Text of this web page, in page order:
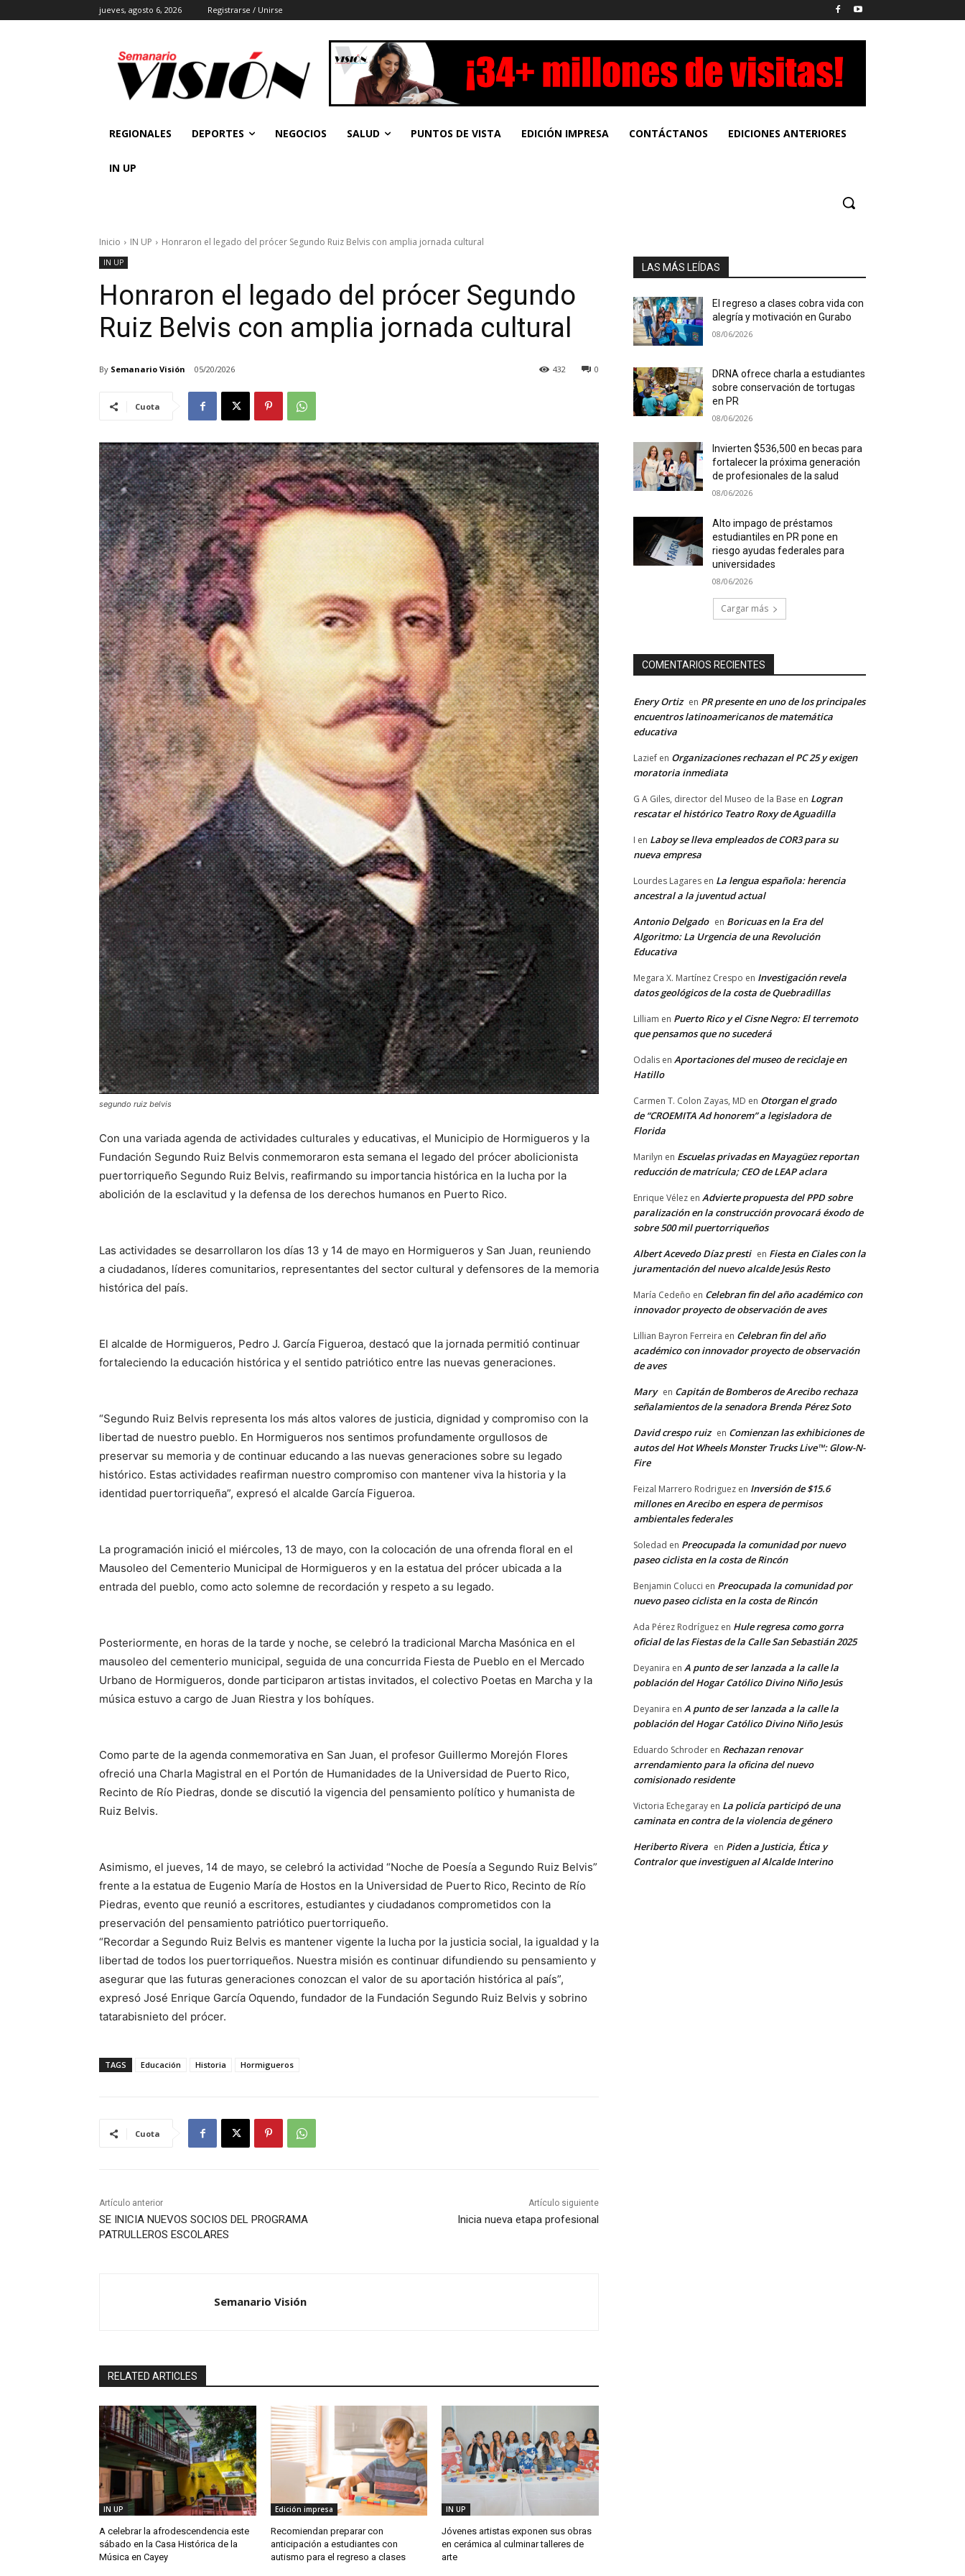
jueves, agosto 6, 2026 Registrarse / Unirse
REGIONALES DEPORTES NEGOCIOS SALUD PUNTOS DE VISTA EDICIÓN IMPRESA CONTÁCTANOS EDICIONES ANTERIORES
IN UP
Inicio IN UP Honraron el legado del prócer Segundo Ruiz Belvis con amplia jornada cultural
IN UP
Honraron el legado del prócer Segundo
Ruiz Belvis con amplia jornada cultural
By Semanario Visión 05/20/2026 0
432
Cuota
segundo ruiz belvis
Con una variada agenda de actividades culturales y educativas, el Municipio de Hormigueros y la
Fundación Segundo Ruiz Belvis conmemoraron esta semana el legado del prócer abolicionista
puertorriqueño Segundo Ruiz Belvis, reafirmando su importancia histórica en la lucha por la
abolición de la esclavitud y la defensa de los derechos humanos en Puerto Rico.
Las actividades se desarrollaron los días 13 y 14 de mayo en Hormigueros y San Juan, reuniendo
a ciudadanos, líderes comunitarios, representantes del sector cultural y defensores de la memoria
histórica del país.
El alcalde de Hormigueros, Pedro J. García Figueroa, destacó que la jornada permitió continuar
fortaleciendo la educación histórica y el sentido patriótico entre las nuevas generaciones.
“Segundo Ruiz Belvis representa los más altos valores de justicia, dignidad y compromiso con la
libertad de nuestro pueblo. En Hormigueros nos sentimos profundamente orgullosos de
preservar su memoria y de continuar educando a las nuevas generaciones sobre su legado
histórico. Estas actividades reafirman nuestro compromiso con mantener viva la historia y la
identidad puertorriqueña”, expresó el alcalde García Figueroa.
La programación inició el miércoles, 13 de mayo, con la colocación de una ofrenda floral en el
Mausoleo del Cementerio Municipal de Hormigueros y en la estatua del prócer ubicada a la
entrada del pueblo, como acto solemne de recordación y respeto a su legado.
Posteriormente, en horas de la tarde y noche, se celebró la tradicional Marcha Masónica en el
mausoleo del cementerio municipal, seguida de una concurrida Fiesta de Pueblo en el Mercado
Urbano de Hormigueros, donde participaron artistas invitados, el colectivo Poetas en Marcha y la
música estuvo a cargo de Juan Riestra y los bohíques.
Como parte de la agenda conmemorativa en San Juan, el profesor Guillermo Morejón Flores
ofreció una Charla Magistral en el Portón de Humanidades de la Universidad de Puerto Rico,
Recinto de Río Piedras, donde se discutió la vigencia del pensamiento político y humanista de
Ruiz Belvis.
Asimismo, el jueves, 14 de mayo, se celebró la actividad “Noche de Poesía a Segundo Ruiz Belvis”
frente a la estatua de Eugenio María de Hostos en la Universidad de Puerto Rico, Recinto de Río
Piedras, evento que reunió a escritores, estudiantes y ciudadanos comprometidos con la
preservación del pensamiento patriótico puertorriqueño.
“Recordar a Segundo Ruiz Belvis es mantener vigente la lucha por la justicia social, la igualdad y la
libertad de todos los puertorriqueños. Nuestra misión es continuar difundiendo su pensamiento y
asegurar que las futuras generaciones conozcan el valor de su aportación histórica al país”,
expresó José Enrique García Oquendo, fundador de la Fundación Segundo Ruiz Belvis y sobrino
tatarabisnieto del prócer.
TAGS Educación Historia Hormigueros
Cuota
Artículo anterior
SE INICIA NUEVOS SOCIOS DEL PROGRAMA
PATRULLEROS ESCOLARES
Artículo siguiente
Inicia nueva etapa profesional
Semanario Visión
RELATED ARTICLES
IN UP
A celebrar la afrodescendencia este
sábado en la Casa Histórica de la
Música en Cayey
Edición impresa
Recomiendan preparar con
anticipación a estudiantes con
autismo para el regreso a clases
IN UP
Jóvenes artistas exponen sus obras
en cerámica al culminar talleres de
arte
LAS MÁS LEÍDAS
El regreso a clases cobra vida con
alegría y motivación en Gurabo
08/06/2026
DRNA ofrece charla a estudiantes
sobre conservación de tortugas
en PR
08/06/2026
Invierten $536,500 en becas para
fortalecer la próxima generación
de profesionales de la salud
08/06/2026
Alto impago de préstamos
estudiantiles en PR pone en
riesgo ayudas federales para
universidades
08/06/2026
Cargar más
COMENTARIOS RECIENTES
Enery Ortiz en PR presente en uno de los principales
encuentros latinoamericanos de matemática
educativa
Lazief en Organizaciones rechazan el PC 25 y exigen
moratoria inmediata
G A Giles, director del Museo de la Base en Logran
rescatar el histórico Teatro Roxy de Aguadilla
I en Laboy se lleva empleados de COR3 para su
nueva empresa
Lourdes Lagares en La lengua española: herencia
ancestral a la juventud actual
Antonio Delgado en Boricuas en la Era del
Algoritmo: La Urgencia de una Revolución
Educativa
Megara X. Martínez Crespo en Investigación revela
datos geológicos de la costa de Quebradillas
Lilliam en Puerto Rico y el Cisne Negro: El terremoto
que pensamos que no sucederá
Odalis en Aportaciones del museo de reciclaje en
Hatillo
Carmen T. Colon Zayas, MD en Otorgan el grado
de “CROEMITA Ad honorem” a legisladora de
Florida
Marilyn en Escuelas privadas en Mayagüez reportan
reducción de matrícula; CEO de LEAP aclara
Enrique Vélez en Advierte propuesta del PPD sobre
paralización en la construcción provocará éxodo de
sobre 500 mil puertorriqueños
Albert Acevedo Díaz presti en Fiesta en Ciales con la
juramentación del nuevo alcalde Jesús Resto
María Cedeño en Celebran fin del año académico con
innovador proyecto de observación de aves
Lillian Bayron Ferreira en Celebran fin del año
académico con innovador proyecto de observación
de aves
Mary en Capitán de Bomberos de Arecibo rechaza
señalamientos de la senadora Brenda Pérez Soto
David crespo ruiz en Comienzan las exhibiciones de
autos del Hot Wheels Monster Trucks Live™: Glow-N-
Fire
Feizal Marrero Rodriguez en Inversión de $15.6
millones en Arecibo en espera de permisos
ambientales federales
Soledad en Preocupada la comunidad por nuevo
paseo ciclista en la costa de Rincón
Benjamin Colucci en Preocupada la comunidad por
nuevo paseo ciclista en la costa de Rincón
Ada Pérez Rodríguez en Hule regresa como gorra
oficial de las Fiestas de la Calle San Sebastián 2025
Deyanira en A punto de ser lanzada a la calle la
población del Hogar Católico Divino Niño Jesús
Deyanira en A punto de ser lanzada a la calle la
población del Hogar Católico Divino Niño Jesús
Eduardo Schroder en Rechazan renovar
arrendamiento para la oficina del nuevo
comisionado residente
Victoria Echegaray en La policía participó de una
caminata en contra de la violencia de género
Heriberto Rivera en Piden a Justicia, Ética y
Contralor que investiguen al Alcalde Interino